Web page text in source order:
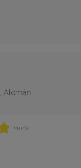
, Alemán
(4,9/5)